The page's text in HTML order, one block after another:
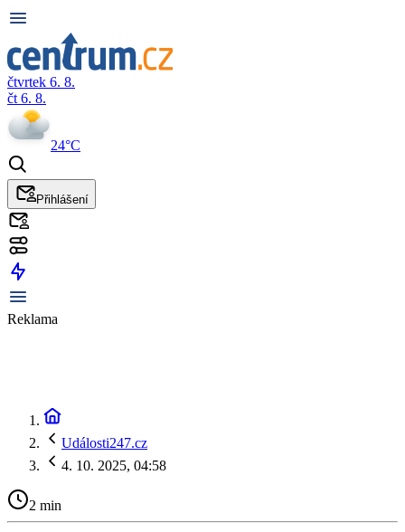
čtvrtek 6. 8.
čt 6. 8.
24°C
Přihlášení
Reklama
Události247.cz
4. 10. 2025, 04:58
2 min